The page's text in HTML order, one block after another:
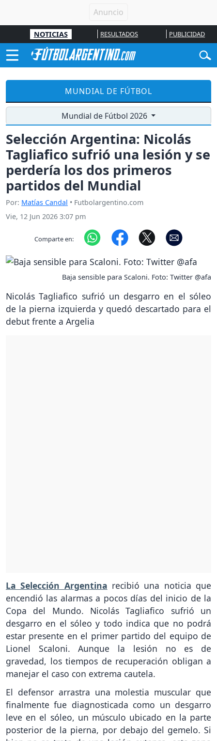
NOTICIAS RESULTADOS PUBLICIDAD
MUNDIAL DE FÚTBOL
Mundial de Fútbol 2026
Selección Argentina: Nicolás
Tagliafico sufrió una lesión y se
perdería los dos primeros
partidos del Mundial
Por: Matías Candal • Futbolargentino.com
Vie, 12 Jun 2026 3:07 pm
Comparte en:
Baja sensible para Scaloni. Foto: Twitter @afa
Nicolás Tagliafico sufrió un desgarro en el sóleo
de la pierna izquierda y quedó descartado para el
debut frente a Argelia
La Selección Argentina recibió una noticia que
encendió las alarmas a pocos días del inicio de la
Copa del Mundo. Nicolás Tagliafico sufrió un
desgarro en el sóleo y todo indica que no podrá
estar presente en el primer partido del equipo de
Lionel Scaloni. Aunque la lesión no es de
gravedad, los tiempos de recuperación obligan a
manejar el caso con extrema cautela.
El defensor arrastra una molestia muscular que
finalmente fue diagnosticada como un desgarro
leve en el sóleo, un músculo ubicado en la parte
posterior de la pierna, por debajo del gemelo. Si